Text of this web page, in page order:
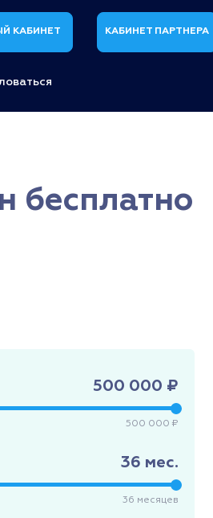
КАБИНЕТ КАБИНЕТ ПАРТНЕРА
бесплатно
500 000 ₽
500 000 ₽
36 мес.
36 месяцев